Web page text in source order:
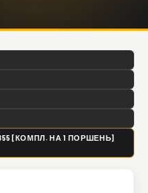
[КОМПЛ. НА 1 ПОРШЕНЬ]